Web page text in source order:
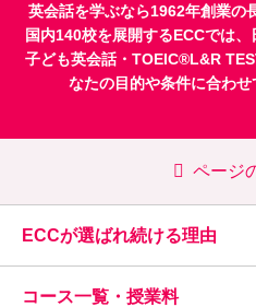
英会話を学ぶなら1962年創業の
国内140校を展開するECCでは、
子ども英会話・ TOEIC®L&R
なたの目的や条件に合わせ
ページ
ECCが選ばれ続ける理由
コース一覧・授業料